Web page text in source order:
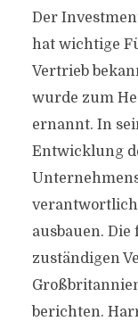
Der
hat wichtige
Vertrieb
wurde zum
ernannt. In
Entwicklung
verantwortlich
ausbauen.
zuständigen
berichten.